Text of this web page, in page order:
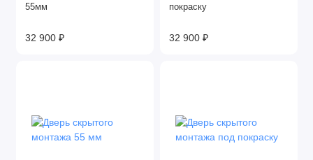
55мм
32 900 ₽
покраску
32 900 ₽